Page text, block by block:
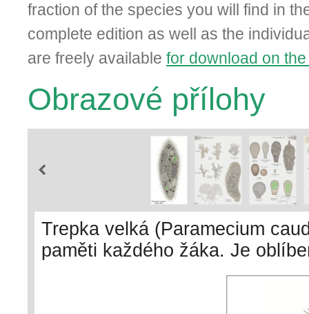
fraction of the species you will find in
complete edition as well as the
are freely available for download on
Obrazové přílohy
Trepka velká (Paramecium
paměti každého žáka. Je
rozpoznatelnost a rychlý růst